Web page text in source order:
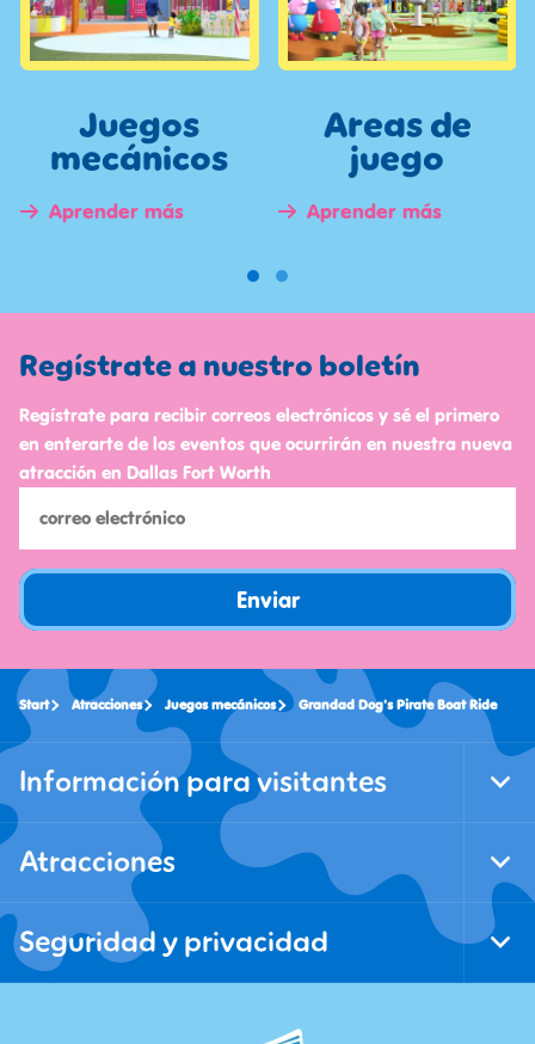
Juegos
mecánicos
Aprender más
Areas de
juego
Aprender más
Regístrate a nuestro boletín
Regístrate para recibir correos electrónicos y sé el primero
en enterarte de los eventos que ocurrirán en nuestra nueva
atracción en Dallas Fort Worth
Enviar
Start Atracciones Juegos mecánicos Grandad Dog's Pirate Boat Ride
Información para visitantes
Atracciones
Seguridad y privacidad